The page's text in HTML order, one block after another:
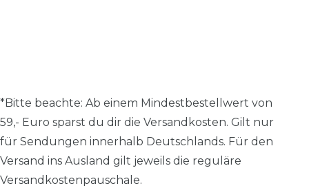
*Bitte beachte: Ab einem Mindestbestellwert von
59,- Euro sparst du dir die Versandkosten. Gilt nur
für Sendungen innerhalb Deutschlands. Für den
Versand ins Ausland gilt jeweils die reguläre
Versandkostenpauschale.